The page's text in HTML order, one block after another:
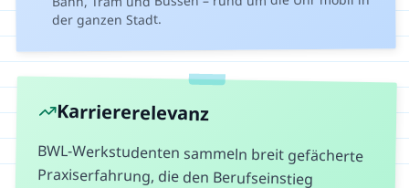
der ganzen Stadt.
Karriererelevanz
BWL-Werkstudenten sammeln breit gefächerte
Praxiserfahrung, die den Berufseinstieg
erheblich erleichtert. Arbeitgeber erwarten von
BWL-Absolventen praktische Kenntnisse – eine
Werkstudentenstelle zeigt, dass du
betriebswirtschaftliche Theorie in der Praxis
anwenden kannst. Außerdem hilft dir die
Erfahrung, deine Spezialisierung für das weitere